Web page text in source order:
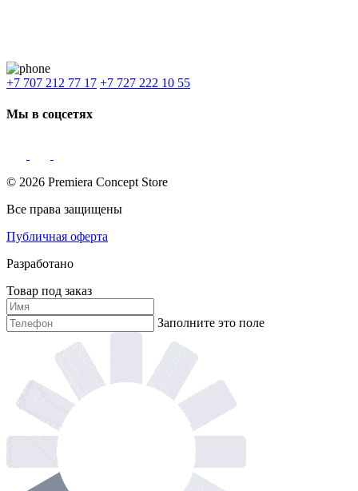
+7 707 212 77 17 +7 727 222 10 55
Мы в соцсетях
© 2026 Premiera Concept Store
Все права защищены
Публичная оферта
Разработано
Товар под заказ
Заполните это поле